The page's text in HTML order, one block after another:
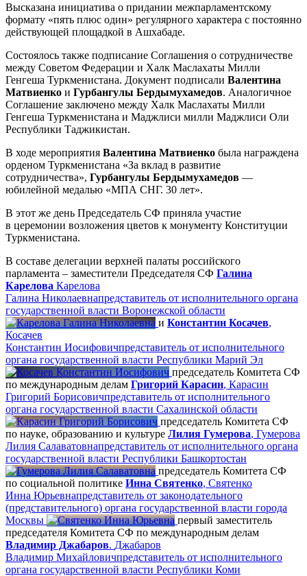
Высказана инициатива о придании межпарламентскому
формату «пять плюс один» регулярного характера с постоянно
действующей площадкой в Ашхабаде.
Состоялось также подписание Соглашения о сотрудничестве
между Советом Федерации и Халк Маслахаты Милли
Генгеша Туркменистана. Документ подписали Валентина
Матвиенко и Гурбангулы Бердымухамедов. Аналогичное
Соглашение заключено между Халк Маслахаты Милли
Генгеша Туркменистана и Маджлиси милли Маджлиси Оли
Республики Таджикистан.
В ходе мероприятия Валентина Матвиенко была награждена
орденом Туркменистана «За вклад в развитие
сотрудничества», Гурбангулы Бердымухамедов —
юбилейной медалью «МПА СНГ. 30 лет».
В этот же день Председатель СФ приняла участие
в церемонии возложения цветов к монументу Конституции
Туркменистана.
В составе делегации верхней палаты российского
парламента – заместители Председателя СФ Галина
Карелова Карелова
Галина Николаевнапредставитель от исполнительного органа
государственной власти Воронежской области
и Константин Косачев,
Косачев
Константин Иосифовичпредставитель от исполнительного
органа государственной власти Республики Марий Эл
председатель Комитета СФ
по международным делам Григорий Карасин, Карасин
Григорий Борисовичпредставитель от исполнительного
органа государственной власти Сахалинской области
председатель Комитета СФ
по науке, образованию и культуре Лилия Гумерова, Гумерова
Лилия Салаватовнапредставитель от исполнительного органа
государственной власти Республики Башкортостан
председатель Комитета СФ
по социальной политике Инна Святенко, Святенко
Инна Юрьевнапредставитель от законодательного
(представительного) органа государственной власти города
Москвы
первый заместитель
председателя Комитета СФ по международным делам
Владимир Джабаров. Джабаров
Владимир Михайловичпредставитель от исполнительного
органа государственной власти Республики Коми